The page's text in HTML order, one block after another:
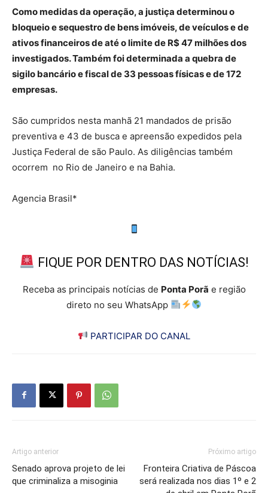
Como medidas da operação, a justiça determinou o
bloqueio e sequestro de bens imóveis, de veículos e de
ativos financeiros de até o limite de R$ 47 milhões dos
investigados. Também foi determinada a quebra de
sigilo bancário e fiscal de 33 pessoas físicas e de 172
empresas.
São cumpridos nesta manhã 21 mandados de prisão
preventiva e 43 de busca e apreensão expedidos pela
Justiça Federal de são Paulo. As diligências também
ocorrem no Rio de Janeiro e na Bahia.
Agencia Brasil*
FIQUE POR DENTRO DAS NOTÍCIAS!
Receba as principais notícias de Ponta Porã e região
direto no seu WhatsApp
PARTICIPAR DO CANAL
Artigo anterior
Senado aprova projeto de lei
que criminaliza a misoginia
Próximo artigo
Fronteira Criativa de Páscoa
será realizada nos dias 1º e 2